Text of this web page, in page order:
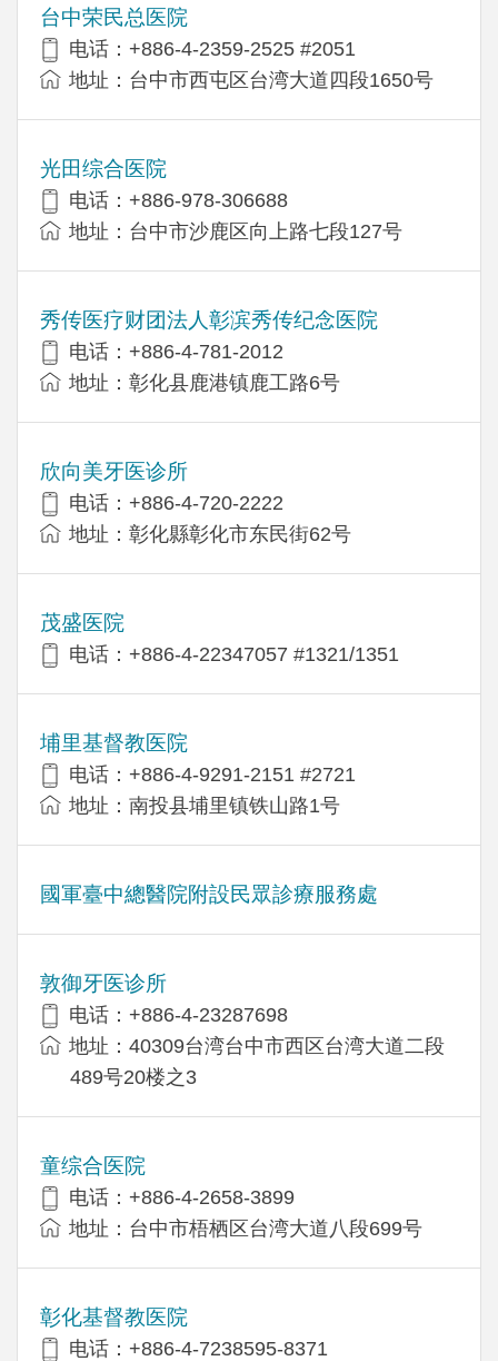
台中荣民总医院
电话：+886-4-2359-2525 #2051
地址：台中市西屯区台湾大道四段1650号
光田综合医院
电话：+886-978-306688
地址：台中市沙鹿区向上路七段127号
秀传医疗财团法人彰滨秀传纪念医院
电话：+886-4-781-2012
地址：彰化县鹿港镇鹿工路6号
欣向美牙医诊所
电话：+886-4-720-2222
地址：彰化縣彰化市东民街62号
茂盛医院
电话：+886-4-22347057 #1321/1351
埔里基督教医院
电话：+886-4-9291-2151 #2721
地址：南投县埔里镇铁山路1号
國軍臺中總醫院附設民眾診療服務處
敦御牙医诊所
电话：+886-4-23287698
地址：40309台湾台中市西区台湾大道二段
489号20楼之3
童综合医院
电话：+886-4-2658-3899
地址：台中市梧栖区台湾大道八段699号
彰化基督教医院
电话：+886-4-7238595-8371